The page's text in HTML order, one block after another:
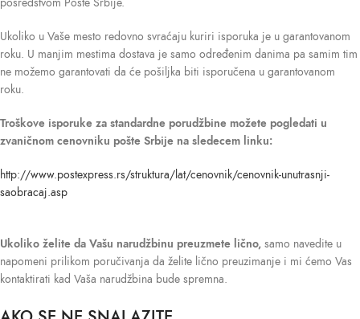
Ukoliko u Vaše mesto redovno svraćaju kuriri isporuka je u garantovanom
roku. U manjim mestima dostava je samo određenim danima pa samim tim
ne možemo garantovati da će pošiljka biti isporučena u garantovanom
roku.
Troškove isporuke za standardne porudžbine možete pogledati u
zvaničnom cenovniku pošte Srbije na sledecem linku:
http://www.postexpress.rs/struktura/lat/cenovnik/cenovnik-unutrasnji-
saobracaj.asp
Ukoliko želite da Vašu narudžbinu preuzmete lično, samo navedite u
napomeni prilikom poručivanja da želite lično preuzimanje i mi ćemo Vas
kontaktirati kad Vaša narudžbina bude spremna.